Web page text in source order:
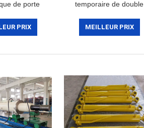
de porte
de double
à benne
PRIX
temporaire de double
mécanique
MEILLEUR PRIX